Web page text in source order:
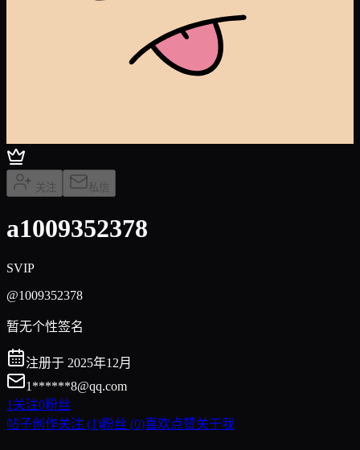
关注 私信
a1009352378
SVIP
@1009352378
暂无个性签名
注册于 2025年12月
1******8@qq.com
1 关注0粉丝
帖子创作关注 (1)粉丝 (0)喜欢点赞关于我